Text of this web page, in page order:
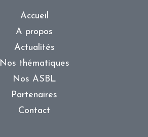
Accueil
A propos
Actualités
Nos thématiques
Nos ASBL
Partenaires
Contact